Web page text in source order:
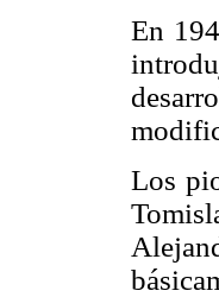
En
Los